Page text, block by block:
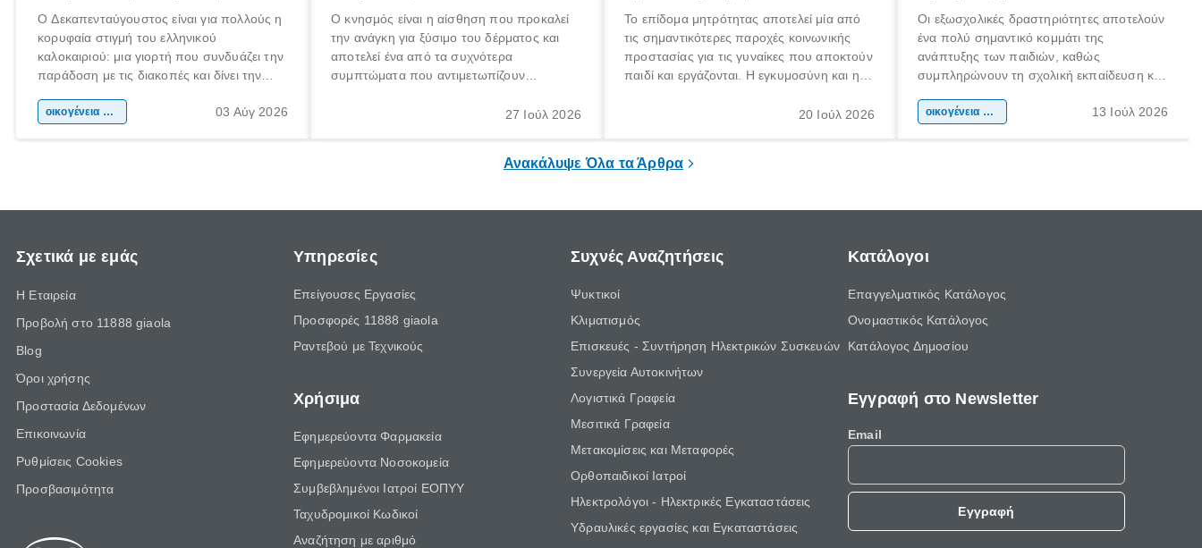
Ο Δεκαπενταύγουστος είναι για πολλούς η
κορυφαία στιγμή του ελληνικού
καλοκαιριού: μια γιορτή που συνδυάζει την
παράδοση με τις διακοπές και δίνει την
χώρας. Είτε πρόκειται για λίγες μέρες
οικογένεια & παιδί 03 Αύγ 2026
Ο κνησμός είναι η αίσθηση που προκαλεί
την ανάγκη για ξύσιμο του δέρματος και
αποτελεί ένα από τα συχνότερα
συμπτώματα που αντιμετωπίζουν
πληροφορίες για το «κνησμός τι είναι»,
27 Ιούλ 2026
Το επίδομα μητρότητας αποτελεί μία από
τις σημαντικότερες παροχές κοινωνικής
προστασίας για τις γυναίκες που αποκτούν
παιδί και εργάζονται. Η εγκυμοσύνη και η
σημαντική περίοδος στη ζωή κάθε20 Ιούλ 2026
Οι εξωσχολικές δραστηριότητες αποτελούν
ένα πολύ σημαντικό κομμάτι της
ανάπτυξης των παιδιών, καθώς
συμπληρώνουν τη σχολική εκπαίδευση και
της προσωπικότητας, της κοινωνικότητας
οικογένεια & παιδί 13 Ιούλ 2026
Ανακάλυψε Όλα τα Άρθρα
Σχετικά με εμάς
Η Εταιρεία
Προβολή στο 11888 giaola
Blog
Όροι χρήσης
Προστασία Δεδομένων
Επικοινωνία
Ρυθμίσεις Cookies
Προσβασιμότητα
Υπηρεσίες
Επείγουσες Εργασίες
Προσφορές 11888 giaola
Ραντεβού με Τεχνικούς
Χρήσιμα
Εφημερεύοντα Φαρμακεία
Εφημερεύοντα Νοσοκομεία
Συμβεβλημένοι Ιατροί ΕΟΠΥΥ
Ταχυδρομικοί Κωδικοί
Αναζήτηση με αριθμό
Συχνές Αναζητήσεις
Ψυκτικοί
Κλιματισμός
Επισκευές - Συντήρηση Ηλεκτρικών Συσκευών
Συνεργεία Αυτοκινήτων
Λογιστικά Γραφεία
Μεσιτικά Γραφεία
Μετακομίσεις και Μεταφορές
Ορθοπαιδικοί Ιατροί
Ηλεκτρολόγοι - Ηλεκτρικές Εγκαταστάσεις
Υδραυλικές εργασίες και Εγκαταστάσεις
Κατάλογοι
Επαγγελματικός Κατάλογος
Ονομαστικός Κατάλογος
Κατάλογος Δημοσίου
Εγγραφή στο Newsletter
Email
Εγγραφή